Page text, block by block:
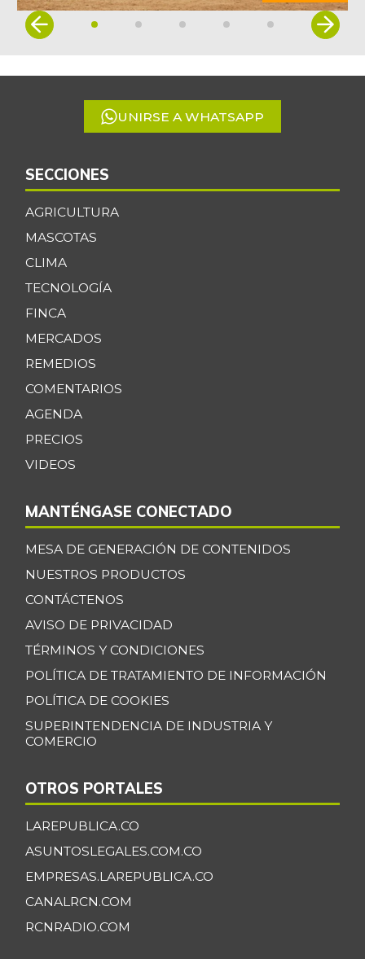
Item
5
UNIRSE A WHATSAPP
SECCIONES
AGRICULTURA
MASCOTAS
CLIMA
TECNOLOGÍA
FINCA
MERCADOS
REMEDIOS
COMENTARIOS
AGENDA
PRECIOS
VIDEOS
MANTÉNGASE CONECTADO
MESA DE GENERACIÓN DE CONTENIDOS
NUESTROS PRODUCTOS
CONTÁCTENOS
AVISO DE PRIVACIDAD
TÉRMINOS Y CONDICIONES
POLÍTICA DE TRATAMIENTO DE INFORMACIÓN
POLÍTICA DE COOKIES
SUPERINTENDENCIA DE INDUSTRIA Y
COMERCIO
OTROS PORTALES
LAREPUBLICA.CO
ASUNTOSLEGALES.COM.CO
EMPRESAS.LAREPUBLICA.CO
CANALRCN.COM
RCNRADIO.COM